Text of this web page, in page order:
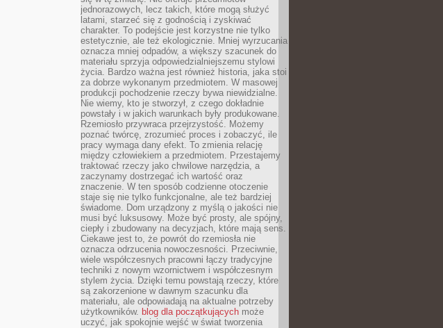
jednorazowych, lecz takich, które mogą służyć
latami, starzeć się z godnością i zyskiwać
charakter. To podejście jest korzystne nie tylko
estetycznie, ale też ekologicznie. Mniej wyrzucania
oznacza mniej odpadów, a większy szacunek do
materiału sprzyja odpowiedzialniejszemu stylowi
życia. Bardzo ważna jest również historia, jaka stoi
za dobrze wykonanym przedmiotem. W masowej
produkcji pochodzenie rzeczy bywa niewidzialne.
Nie wiemy, kto je stworzył, z czego dokładnie
powstały i w jakich warunkach były produkowane.
Rzemiosło przywraca przejrzystość. Możemy
poznać twórcę, zrozumieć proces i zobaczyć, ile
pracy wymaga dany efekt. To zmienia relację
między człowiekiem a przedmiotem. Przestajemy
traktować rzeczy jako chwilowe narzędzia, a
zaczynamy dostrzegać ich wartość oraz
znaczenie. W ten sposób codzienne otoczenie
staje się nie tylko funkcjonalne, ale też bardziej
świadome. Dom urządzony z myślą o jakości nie
musi być luksusowy. Może być prosty, ale spójny,
ciepły i zbudowany na decyzjach, które mają sens.
Ciekawe jest to, że powrót do rzemiosła nie
oznacza odrzucenia nowoczesności. Przeciwnie,
wiele współczesnych pracowni łączy tradycyjne
techniki z nowym wzornictwem i współczesnym
stylem życia. Dzięki temu powstają rzeczy, które
są zakorzenione w dawnym szacunku dla
materiału, ale odpowiadają na aktualne potrzeby
użytkowników. blog dla początkujących może
uczyć, jak spokojnie wejść w świat tworzenia